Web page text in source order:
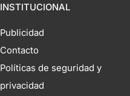
INSTITUCIONAL
Publicidad
Contacto
Políticas de seguridad y
privacidad